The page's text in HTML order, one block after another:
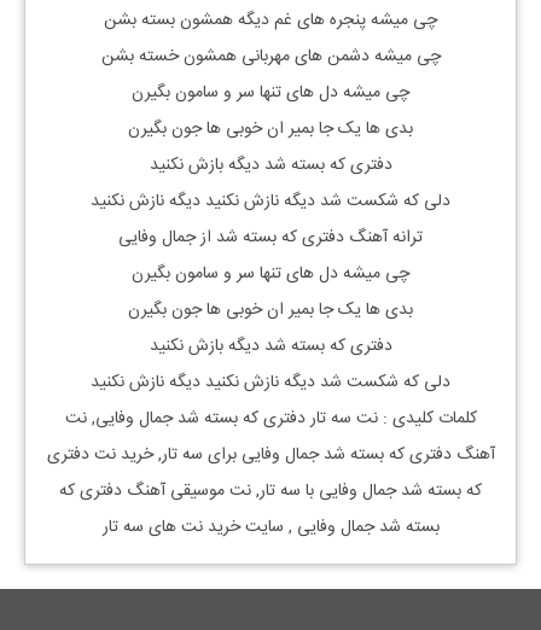
چی میشه پنجره های غم دیگه همشون بسته بشن
چی میشه دشمن های مهربانی همشون خسته بشن
چی میشه دل های تنها سر و سامون بگیرن
بدی ها یک جا بمیر ان خوبی ها جون بگیرن
دفتری که بسته شد دیگه بازش نکنید
دلی که شکست شد دیگه نازش نکنید دیگه نازش نکنید
ترانه آهنگ دفتری که بسته شد از جمال وفایی
چی میشه دل های تنها سر و سامون بگیرن
بدی ها یک جا بمیر ان خوبی ها جون بگیرن
دفتری که بسته شد دیگه بازش نکنید
دلی که شکست شد دیگه نازش نکنید دیگه نازش نکنید
کلمات کلیدی : نت سه تاردفتری که بسته شد جمال وفایی, نت
آهنگ دفتری که بسته شد جمال وفایی برای سه تار, خرید نتدفتری
که بسته شد جمال وفایی با سه تار, نت موسیقی آهنگ دفتری که
بسته شد جمال وفایی , سایت خرید نت های سه تار